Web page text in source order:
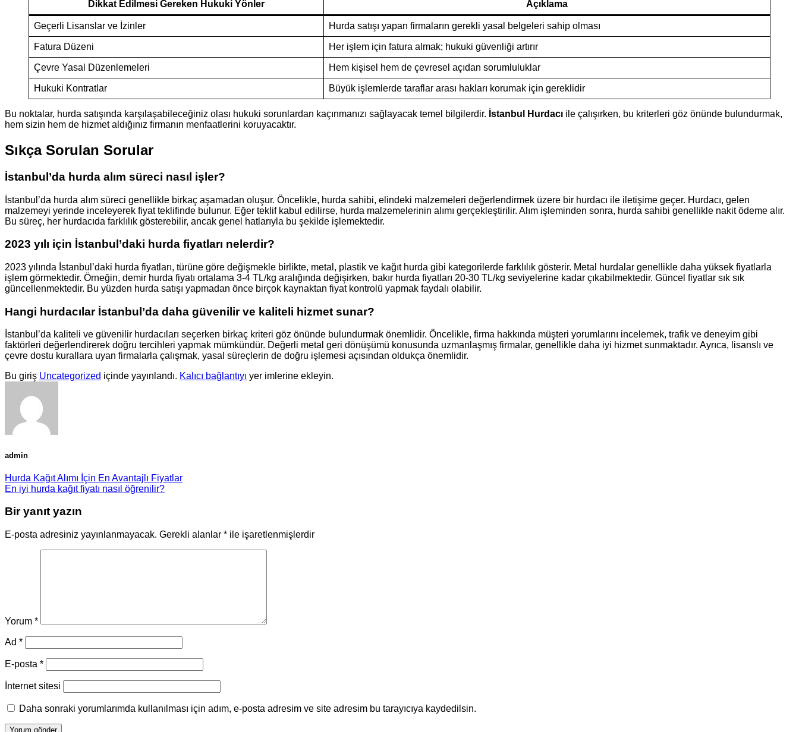
Dikkat Edilmesi Gereken Hukuki Yönler Açıklama
Geçerli Lisanslar ve İzinler Hurda satışı yapan firmaların gerekli yasal belgeleri sahip olması
Fatura Düzeni Her işlem için fatura almak; hukuki güvenliği artırır
Çevre Yasal Düzenlemeleri Hem kişisel hem de çevresel açıdan sorumluluklar
Hukuki Kontratlar Büyük işlemlerde taraflar arası hakları korumak için gereklidir
Bu noktalar, hurda satışında karşılaşabileceğiniz olası hukuki sorunlardan kaçınmanızı sağlayacak temel bilgilerdir. İstanbul Hurdacı ile çalışırken, bu kriterleri göz önünde bulundurmak,
hem sizin hem de hizmet aldığınız firmanın menfaatlerini koruyacaktır.
Sıkça Sorulan Sorular
İstanbul’da hurda alım süreci nasıl işler?
İstanbul’da hurda alım süreci genellikle birkaç aşamadan oluşur. Öncelikle, hurda sahibi, elindeki malzemeleri değerlendirmek üzere bir hurdacı ile iletişime geçer. Hurdacı, gelen
malzemeyi yerinde inceleyerek fiyat teklifinde bulunur. Eğer teklif kabul edilirse, hurda malzemelerinin alımı gerçekleştirilir. Alım işleminden sonra, hurda sahibi genellikle nakit ödeme alır.
Bu süreç, her hurdacıda farklılık gösterebilir, ancak genel hatlarıyla bu şekilde işlemektedir.
2023 yılı için İstanbul’daki hurda fiyatları nelerdir?
2023 yılında İstanbul’daki hurda fiyatları, türüne göre değişmekle birlikte, metal, plastik ve kağıt hurda gibi kategorilerde farklılık gösterir. Metal hurdalar genellikle daha yüksek fiyatlarla
işlem görmektedir. Örneğin, demir hurda fiyatı ortalama 3-4 TL/kg aralığında değişirken, bakır hurda fiyatları 20-30 TL/kg seviyelerine kadar çıkabilmektedir. Güncel fiyatlar sık sık
güncellenmektedir. Bu yüzden hurda satışı yapmadan önce birçok kaynaktan fiyat kontrolü yapmak faydalı olabilir.
Hangi hurdacılar İstanbul’da daha güvenilir ve kaliteli hizmet sunar?
İstanbul’da kaliteli ve güvenilir hurdacıları seçerken birkaç kriteri göz önünde bulundurmak önemlidir. Öncelikle, firma hakkında müşteri yorumlarını incelemek, trafik ve deneyim gibi
faktörleri değerlendirerek doğru tercihleri yapmak mümkündür. Değerli metal geri dönüşümü konusunda uzmanlaşmış firmalar, genellikle daha iyi hizmet sunmaktadır. Ayrıca, lisanslı ve
çevre dostu kurallara uyan firmalarla çalışmak, yasal süreçlerin de doğru işlemesi açısından oldukça önemlidir.
Bu giriş Uncategorized içinde yayınlandı. Kalıcı bağlantıyı yer imlerine ekleyin.
admin
Hurda Kağıt Alımı İçin En Avantajlı Fiyatlar
En iyi hurda kağıt fiyatı nasıl öğrenilir?
Bir yanıt yazın
E-posta adresiniz yayınlanmayacak. Gerekli alanlar * ile işaretlenmişlerdir
Yorum *
Ad *
E-posta *
İnternet sitesi
Daha sonraki yorumlarımda kullanılması için adım, e-posta adresim ve site adresim bu tarayıcıya kaydedilsin.